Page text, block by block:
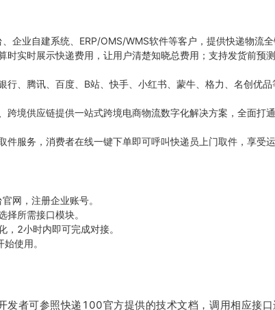
企业自建系统、ERP/OMS/WMS软件等客户，提供快递物流全
时实时展示快递费用，让用户清楚知晓总费用；支持发货前预
行、腾讯、百度、B站、快手、小红书、蒙牛、格力、名创优
跨境供应链提供一站式跨境电商物流数字化解决方案，全面打
件服务，消费者在线一键下单即可呼叫快递员上门取件，享受
网，注册企业账号。
择所需接口模块。
，2小时内即可完成对接。
使用。
发者可参照快递100官方提供的技术文档，调用相应接